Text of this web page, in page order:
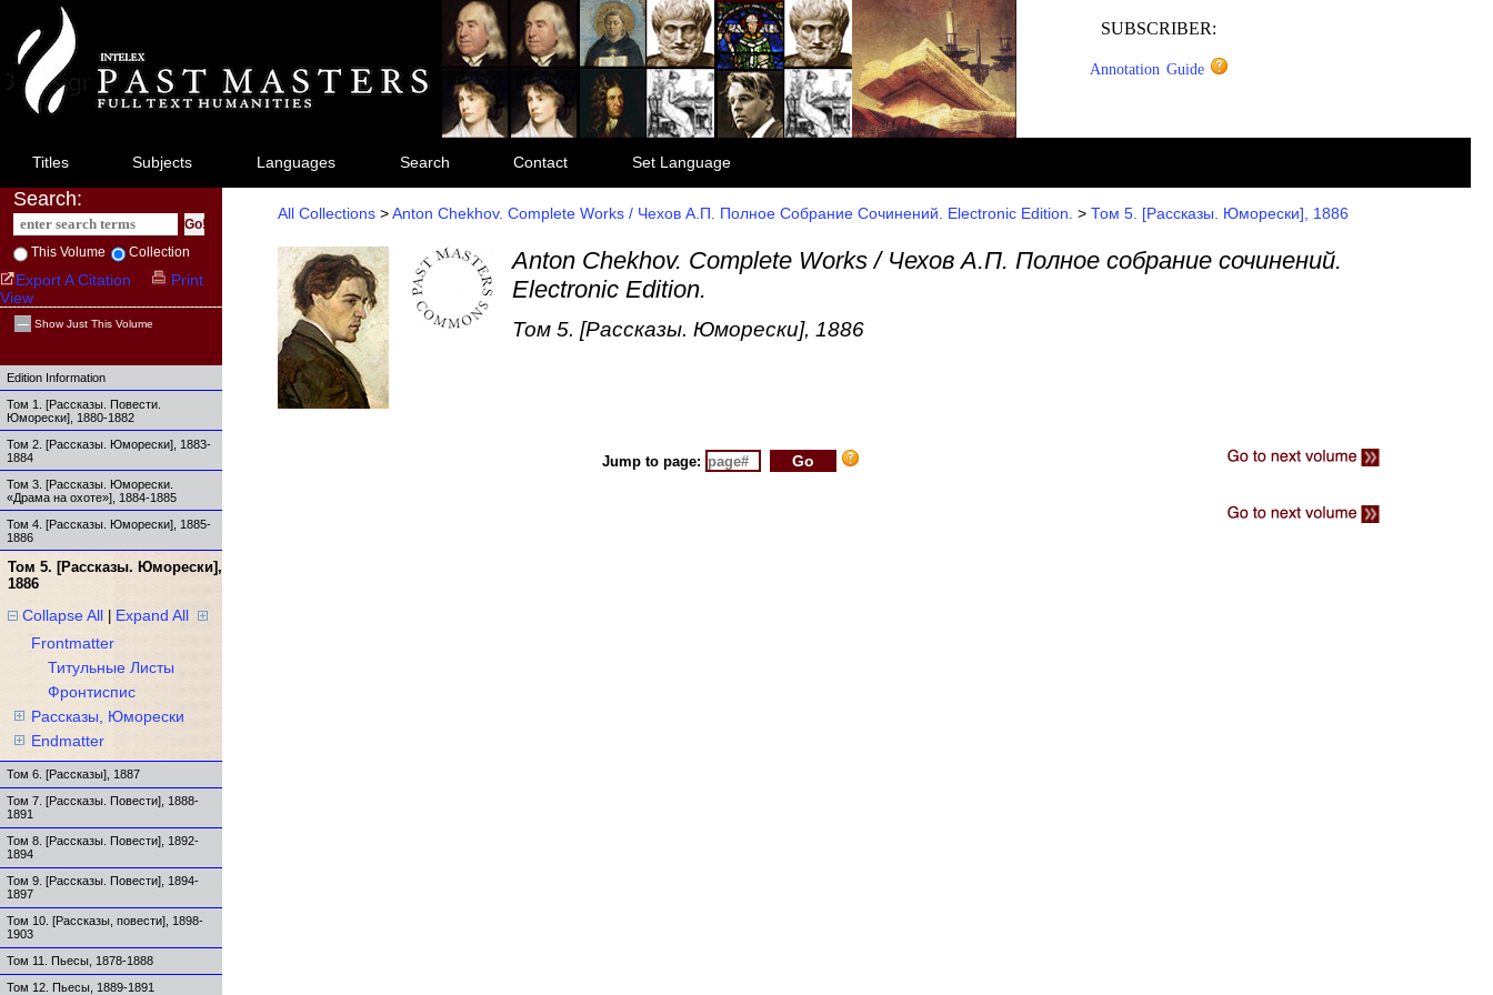
article
content
SUBSCRIBER:
Annotation Guide
Titles Subjects Languages Search Contact Set Language
Search:
This Volume Collection
Export A Citation
Print
View
Show Just This Volume
Edition Information
Том 1. [Рассказы. Повести.
Юморески], 1880-1882
Том 2. [Рассказы. Юморески], 1883-
1884
Том 3. [Рассказы. Юморески.
«Драма на охоте»], 1884-1885
Том 4. [Рассказы. Юморески], 1885-
1886
Том 5. [Рассказы. Юморески],
1886
Collapse All
Expand All
Frontmatter
Титульные Листы
Фронтиспис
Рассказы, Юморески
Endmatter
Том 6. [Рассказы], 1887
Том 7. [Рассказы. Повести], 1888-
1891
Том 8. [Рассказы. Повести], 1892-
1894
Том 9. [Рассказы. Повести], 1894-
1897
Том 10. [Рассказы, повести], 1898-
1903
Том 11. Пьесы, 1878-1888
Том 12. Пьесы, 1889-1891
All Collections >Anton Chekhov. Complete Works / Чехов А.П. Полное Собрание Сочинений. Electronic Edition. > Том 5. [Рассказы. Юморески], 1886
Anton Chekhov. Complete Works / Чехов А.П. Полное собрание сочинений.
Electronic Edition.
Том 5. [Рассказы. Юморески], 1886
Jump to page: